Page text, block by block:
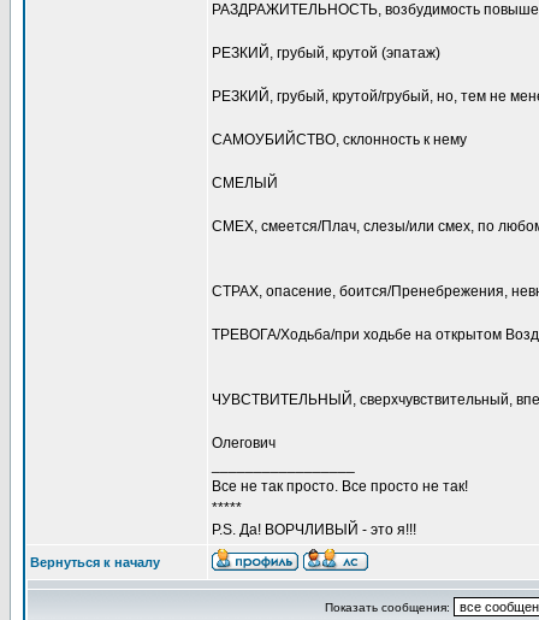
РАЗДРАЖИТЕЛЬНОСТЬ, возбудимость
РЕЗКИЙ, грубый, крутой (эпатаж)
РЕЗКИЙ, грубый, крутой/грубый, но, тем не
САМОУБИЙСТВО, склонность к нему
СМЕЛЫЙ
СМЕХ, смеется/Плач, слезы/или смех, по
СТРАХ, опасение, боится/Пренебрежения,
ТРЕВОГА/Ходьба/при ходьбе на открытом
ЧУВСТВИТЕЛЬНЫЙ, сверхчувствительный,
Олегович
Все не так просто. Все просто не так!
*****
P.S. Да! ВОРЧЛИВЫЙ - это я!!!
Вернуться к началу
Показать сообщения: